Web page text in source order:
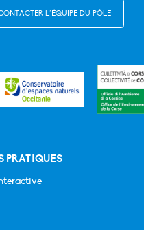
L’ÉQUIPE DU PÔLE
PRATIQUES